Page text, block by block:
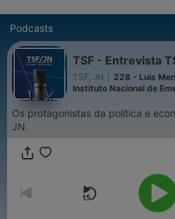
Podcasts
TSF - Entrevista
TSF, JN
228 - Luís
Instituto Nacional de
Os protagonistas da política e
JN.